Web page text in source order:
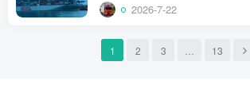
2026-7-22
1 2 3 13